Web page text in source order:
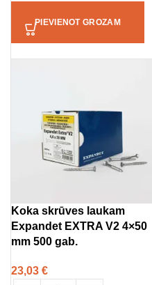
PIEVIENOT GROZAM
Koka skrūves laukam
Expandet EXTRA V2 4×50
mm 500 gab.
23,03 €